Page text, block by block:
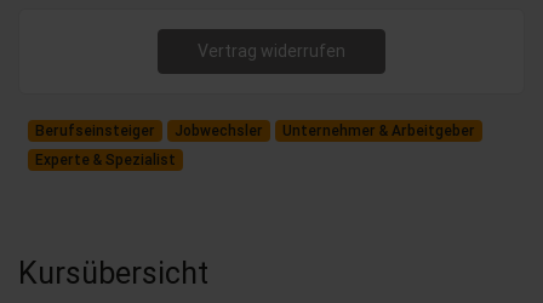
Vertrag widerrufen
Berufseinsteiger Jobwechsler
Unternehmer & Arbeitgeber
Experte & Spezialist
Kursübersicht